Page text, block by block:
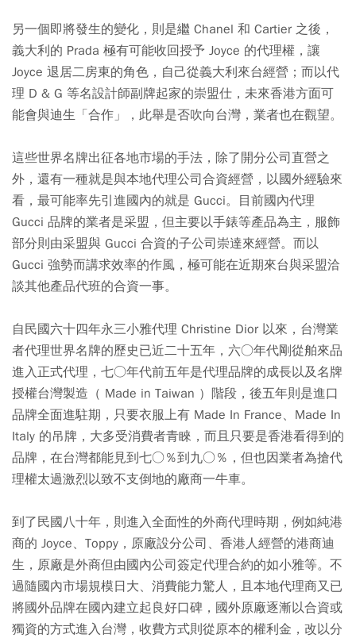
另一個即將發生的變化，則是繼 Chanel 和 Cartier 之後，
義大利的 Prada 極有可能收回授予 Joyce 的代理權，讓
Joyce 退居二房東的角色，自己從義大利來台經營；而以代
理 D & G 等名設計師副牌起家的崇盟仕，未來香港方面可
能會與迪生「合作」，此舉是否吹向台灣，業者也在觀望。
這些世界名牌出征各地市場的手法，除了開分公司直營之
外，還有一種就是與本地代理公司合資經營，以國外經驗來
看，最可能率先引進國內的就是 Gucci。目前國內代理
Gucci 品牌的業者是采盟，但主要以手錶等產品為主，服飾
部分則由采盟與 Gucci 合資的子公司崇達來經營。而以
Gucci 強勢而講求效率的作風，極可能在近期來台與采盟洽
談其他產品代班的合資一事。
自民國六十四年永三小雅代理 Christine Dior 以來，台灣業
者代理世界名牌的歷史已近二十五年，六○年代剛從舶來品
進入正式代理，七○年代前五年是代理品牌的成長以及名牌
授權台灣製造（ Made in Taiwan ）階段，後五年則是進口
品牌全面進駐期，只要衣服上有 Made In France、Made In
Italy 的吊牌，大多受消費者青睞，而且只要是香港看得到的
品牌，在台灣都能見到七○％到九○％，但也因業者為搶代
理權太過激烈以致不支倒地的廠商一牛車。
到了民國八十年，則進入全面性的外商代理時期，例如純港
商的 Joyce、Toppy，原廠設分公司、香港人經營的港商迪
生，原廠是外商但由國內公司簽定代理合約的如小雅等。不
過隨國內市場規模日大、消費能力驚人，且本地代理商又已
將國外品牌在國內建立起良好口碑，國外原廠逐漸以合資或
獨資的方式進入台灣，收費方式則從原本的權利金，改以分